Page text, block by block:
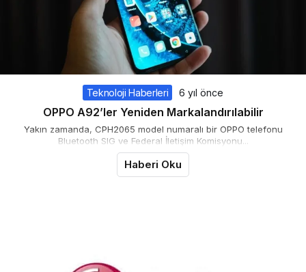
Teknoloji Haberleri 6 yıl önce
OPPO A92’ler Yeniden Markalandırılabilir
Yakın zamanda, CPH2065 model numaralı bir OPPO telefonu
Bluetooth SIG ve Federal İletişim Komisyonu...
Haberi Oku